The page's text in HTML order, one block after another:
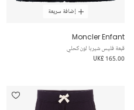
إضافة سريعة
Moncler Enfant
قبعة فليس شيربا لون كحلي
UK£ 165.00